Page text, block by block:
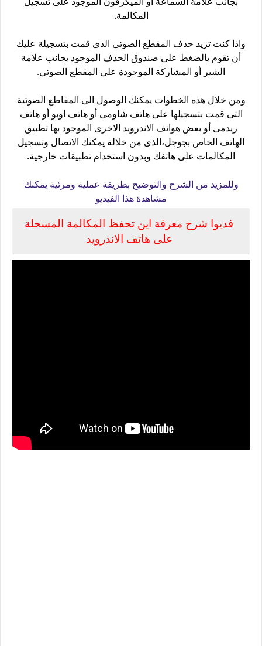
المكالمة.
واذا كنت تريد حذف المقطع الصوتي الذى قمت بتسجيلة عليك
أن تقوم بالضغط على صندوق الحذف الموجود بجانب علامة
الشير أو المشاركة الموجودة على المقطع الصوتي.
ومن خلال هذه الخطوات يمكنك الوصول الى المقاطع الصوتية
التى قمت بتسجيلها على هاتف شاومى أو هاتف اوبو أو هاتف
ريدمى أو بعض هواتف الاندرويد الاخرى الموجود بها تطبيق
الهاتف الخاص بجوجل،الذى من خلالة يمكنك الاتصال وتسجيل
المكالمات على هاتفك وبدون استخدام تطبيقات خارجية.
وللمزيد من الشرح والتوضيح بطريقة عملية ومرئية يمكنك
مشاهدة هذا الفيديو
فديوا شرح معرفة اين تحفظ المكالمة المسجلة
على هاتف الاندرويد